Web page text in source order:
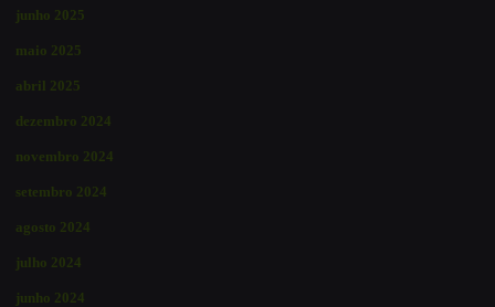
junho 2025
maio 2025
abril 2025
dezembro 2024
novembro 2024
setembro 2024
agosto 2024
julho 2024
junho 2024